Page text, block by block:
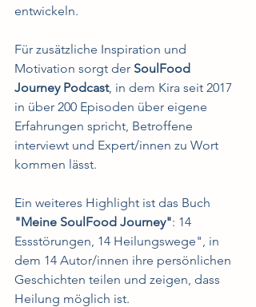
entwickeln.
Für zusätzliche Inspiration und
Motivation sorgt der SoulFood
Journey Podcast, in dem Kira seit 2017
in über 200 Episoden über eigene
Erfahrungen spricht, Betroffene
interviewt und Expert/innen zu Wort
kommen lässt.
Ein weiteres Highlight ist das Buch
"Meine SoulFood Journey": 14
Essstörungen, 14 Heilungswege", in
dem 14 Autor/innen ihre persönlichen
Geschichten teilen und zeigen, dass
Heilung möglich ist.